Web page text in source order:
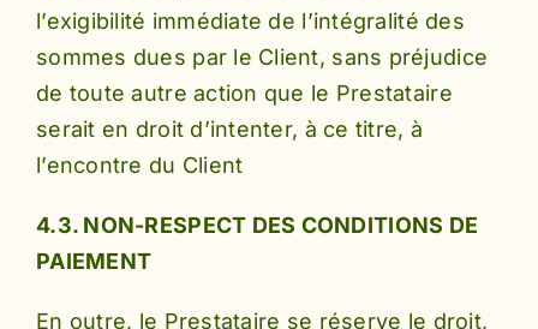
l’exigibilité immédiate de l’intégralité des
sommes dues par le Client, sans préjudice
de toute autre action que le Prestataire
serait en droit d’intenter, à ce titre, à
l’encontre du Client
4.3. NON-RESPECT DES CONDITIONS DE
PAIEMENT
En outre, le Prestataire se réserve le droit,